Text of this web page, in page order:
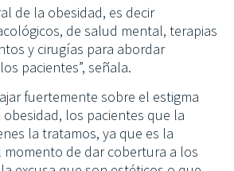
de la obesidad, es decir
de salud mental, terapias
y cirugías para abordar
pacientes”, señala.
fuertemente sobre el estigma
los pacientes que la
la tratamos, ya que es la
momento de dar cobertura a los